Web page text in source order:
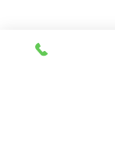
Montréal